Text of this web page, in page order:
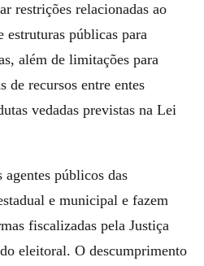
restrições relacionadas ao
estruturas públicas para
além de limitações para
de recursos entre entes
vedadas previstas na Lei
agentes públicos das
e municipal e fazem
fiscalizadas pela Justiça
eleitoral. O descumprimento